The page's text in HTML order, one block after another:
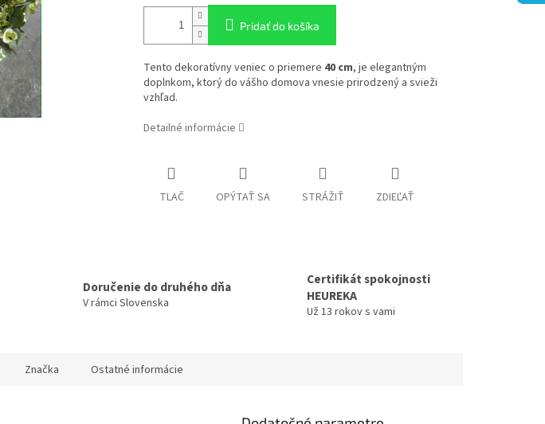
Pridať do košíka
Tento dekoratívny veniec o priemere 40 cm, je elegantným
doplnkom, ktorý do vášho domova vnesie prirodzený a svieži
vzhľad.
Detailné informácie
TLAČ OPÝTAŤ SA STRÁŽIŤ ZDIEĽAŤ
Doručenie do druhého dňa
V rámci Slovenska
Certifikát spokojnosti
HEUREKA
Už 13 rokov s vami
Značka Ostatné informácie